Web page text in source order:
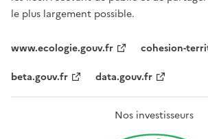
le plus largement possible.
www.ecologie.gouv.fr
cohesion-
beta.gouv.fr
data.gouv.fr
Nos investisseurs